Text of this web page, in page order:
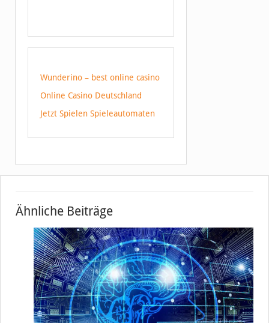
Wunderino – best online casino
Online Casino Deutschland
Jetzt Spielen Spieleautomaten
Ähnliche Beiträge